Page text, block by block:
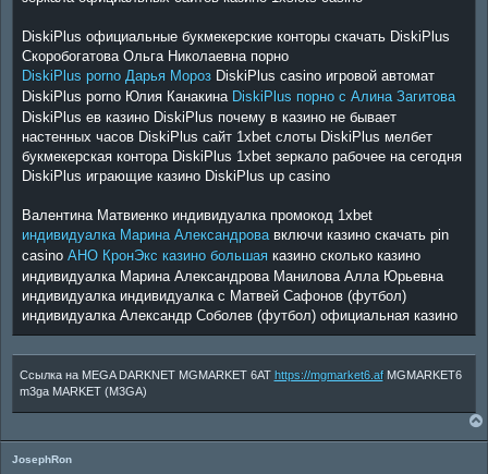
DiskiPlus официальные букмекерские конторы скачать DiskiPlus
Скоробогатова Ольга Николаевна порно
DiskiPlus porno Дарья Мороз DiskiPlus casino игровой автомат
DiskiPlus porno Юлия Канакина DiskiPlus порно с Алина Загитова
DiskiPlus ев казино DiskiPlus почему в казино не бывает
настенных часов DiskiPlus сайт 1xbet слоты DiskiPlus мелбет
букмекерская контора DiskiPlus 1xbet зеркало рабочее на сегодня
DiskiPlus играющие казино DiskiPlus up casino
Валентина Матвиенко индивидуалка промокод 1xbet
индивидуалка Марина Александровавключи казино скачать pin
casino АНО КронЭкс казино большая казино сколько казино
индивидуалка Марина Александрова Манилова Алла Юрьевна
индивидуалка индивидуалка с Матвей Сафонов (футбол)
индивидуалка Александр Соболев (футбол) официальная казино
Ссылка на MEGA DARKNET MGMARKET 6AT https://mgmarket6.afMGMARKET6
m3ga MARKET (M3GA)
JosephRon